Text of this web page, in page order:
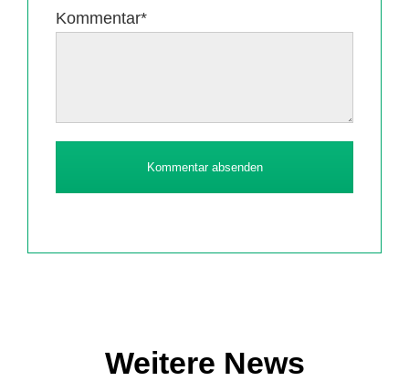
Pflichtfeld
Kommentar*
Kommentar absenden
Weitere News